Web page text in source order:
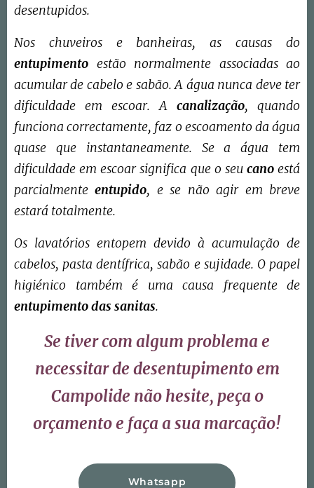
desentupidos.
Nos chuveiros e banheiras, as causas do
entupimento estão normalmente associadas ao
acumular de cabelo e sabão. A água nunca deve ter
dificuldade em escoar. A canalização, quando
funciona correctamente, faz o escoamento da água
quase que instantaneamente. Se a água tem
dificuldade em escoar significa que o seu canoestá
parcialmenteentupido, e se não agir em breve
estará totalmente.
Os lavatórios entopem devido à acumulação de
cabelos, pasta dentífrica, sabão e sujidade. O papel
higiénico também é uma causa frequente de
entupimento das sanitas.
Se tiver com algum problema e
necessitar de desentupimento em
Campolide não hesite, peça o
orçamento e faça a sua marcação!
Whatsapp